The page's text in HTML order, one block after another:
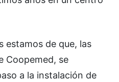
estamos de que, las
Coopemed, se
a la instalación de